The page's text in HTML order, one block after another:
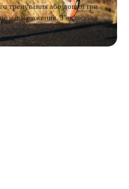
тренування або довгої гри
навантаження. З’являється
в литках, іноді…